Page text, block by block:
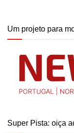
Um projeto para
Super Pista: oiça